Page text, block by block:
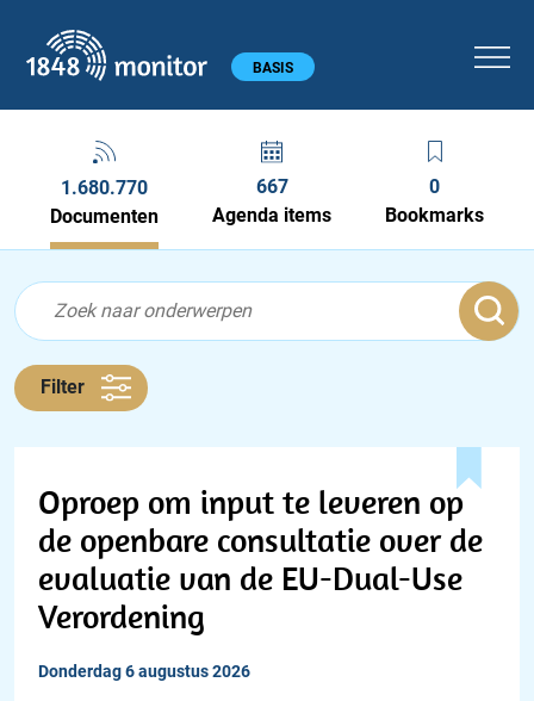
Hoofdmenu BASIS
1.680.770
Documenten
667
Agenda items
0
Bookmarks
Documenten feed
Feed
Filter
Oproep om input te leveren op
de openbare consultatie over de
evaluatie van de EU-Dual-Use
Verordening
donderdag 6 augustus 2026